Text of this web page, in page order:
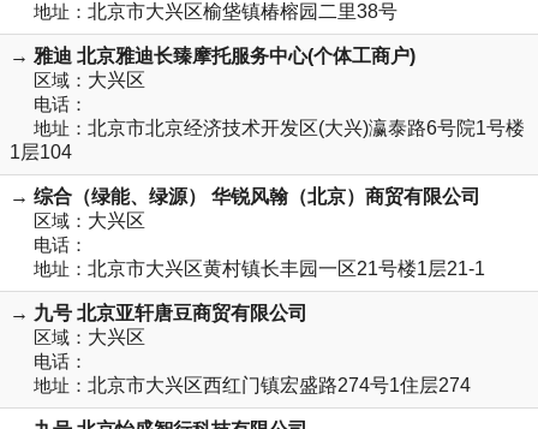
地址： 北京市大兴区榆垡镇椿榕园二里38号
→ 雅迪 北京雅迪长臻摩托服务中心(个体工商户)
区域： 大兴区
电话：
地址： 北京市北京经济技术开发区(大兴)瀛泰路6号院1号楼
1层104
→ 综合（绿能、绿源） 华锐风翰（北京）商贸有限公司
区域： 大兴区
电话：
地址： 北京市大兴区黄村镇长丰园一区21号楼1层21-1
→ 九号 北京亚轩唐豆商贸有限公司
区域： 大兴区
电话：
地址： 北京市大兴区西红门镇宏盛路274号1住层274